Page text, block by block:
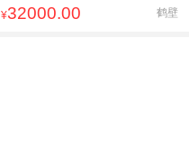
¥32000.00 鹤壁